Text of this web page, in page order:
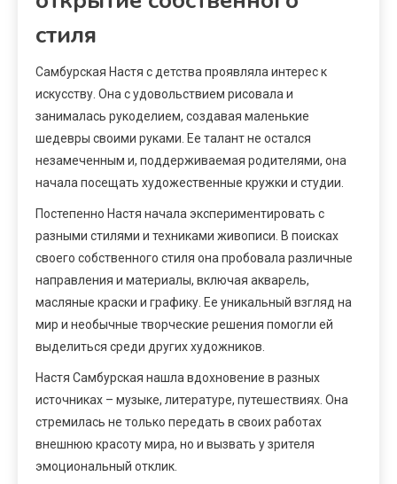
стиля
Самбурская Настя с детства проявляла интерес к
искусству. Она с удовольствием рисовала и
занималась рукоделием, создавая маленькие
шедевры своими руками. Ее талант не остался
незамеченным и, поддерживаемая родителями, она
начала посещать художественные кружки и студии.
Постепенно Настя начала экспериментировать с
разными стилями и техниками живописи. В поисках
своего собственного стиля она пробовала различные
направления и материалы, включая акварель,
масляные краски и графику. Ее уникальный взгляд на
мир и необычные творческие решения помогли ей
выделиться среди других художников.
Настя Самбурская нашла вдохновение в разных
источниках – музыке, литературе, путешествиях. Она
стремилась не только передать в своих работах
внешнюю красоту мира, но и вызвать у зрителя
эмоциональный отклик.